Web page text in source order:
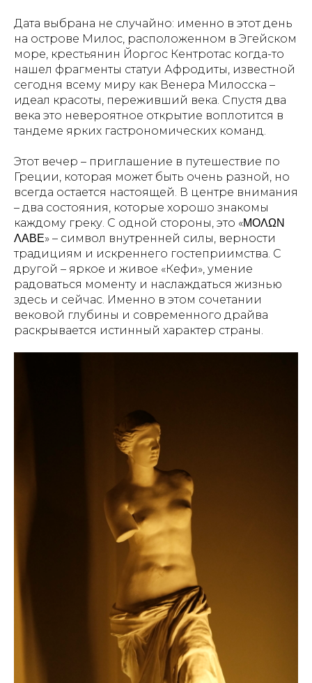
Дата выбрана не случайно: именно в этот день
на острове Милос, расположенном в Эгейском
море, крестьянин Йоргос Кентротас когда-то
нашел фрагменты статуи Афродиты, известной
сегодня всему миру как Венера Милосска –
идеал красоты, переживший века. Спустя два
века это невероятное открытие воплотится в
тандеме ярких гастрономических команд.
Этот вечер – приглашение в путешествие по
Греции, которая может быть очень разной, но
всегда остается настоящей. В центре внимания
– два состояния, которые хорошо знакомы
каждому греку. С одной стороны, это «ΜΟΛΩΝ
ΛΑΒΕ» – символ внутренней силы, верности
традициям и искреннего гостеприимства. С
другой – яркое и живое «Кефи», умение
радоваться моменту и наслаждаться жизнью
здесь и сейчас. Именно в этом сочетании
вековой глубины и современного драйва
раскрывается истинный характер страны.